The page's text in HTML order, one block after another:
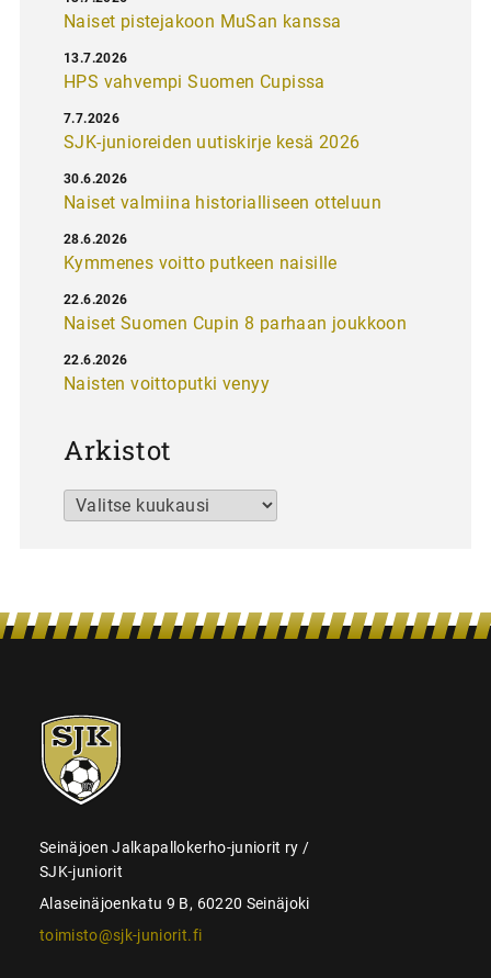
Naiset pistejakoon MuSan kanssa
HPS vahvempi Suomen Cupissa
13.7.2026
SJK-junioreiden uutiskirje kesä 2026
7.7.2026
Naiset valmiina historialliseen otteluun
30.6.2026
Kymmenes voitto putkeen naisille
28.6.2026
Naiset Suomen Cupin 8 parhaan joukkoon
22.6.2026
Naisten voittoputki venyy
22.6.2026
Arkistot
Arkistot
SJK-
juniorit
Seinäjoen Jalkapallokerho-juniorit ry /
SJK-juniorit
Alaseinäjoenkatu 9 B, 60220 Seinäjoki
toimisto@sjk-juniorit.fi